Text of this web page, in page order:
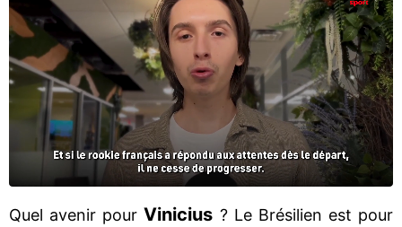
Quel avenir pourVinicius ? Le Brésilien est pour